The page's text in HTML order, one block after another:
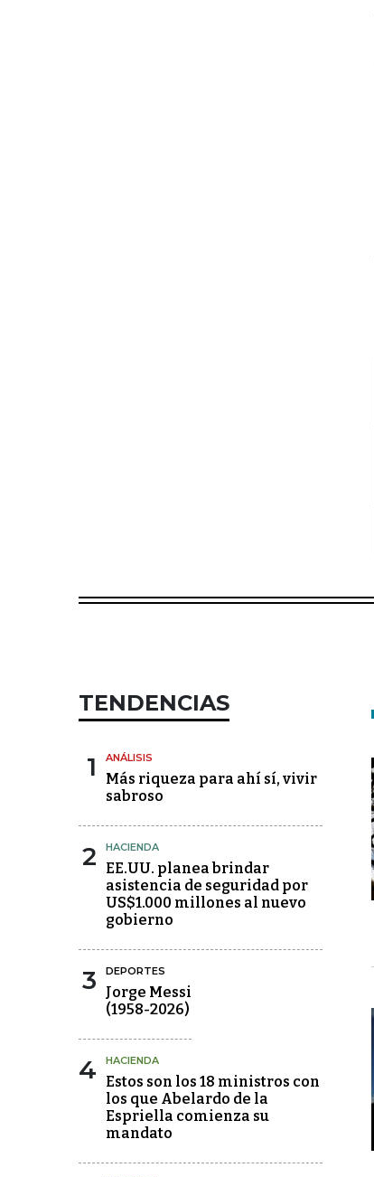
TENDENCIAS
1 ANÁLISIS
Más riqueza para ahí sí, vivir
sabroso
2 HACIENDA
EE.UU. planea brindar
asistencia de seguridad por
US$1.000 millones al nuevo
gobierno
3 DEPORTES
Jorge Messi
(1958-2026)
4 HACIENDA
Estos son los 18 ministros con
los que Abelardo de la
Espriella comienza su
mandato